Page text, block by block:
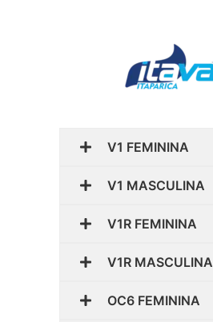
V1 FEMININA
V1 MASCULINA
V1R FEMININA
V1R MASCULINA
OC6 FEMININA